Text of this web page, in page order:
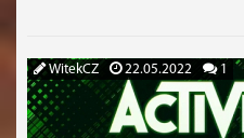
WitekCZ 22.05.2022 1